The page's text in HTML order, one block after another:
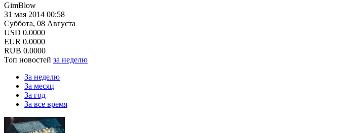
GimBlow
31 мая 2014 00:58
Суббота, 08 Августа
USD 0.0000
EUR 0.0000
RUB 0.0000
Топ новостей за неделю
За неделю
За месяц
За год
За все время